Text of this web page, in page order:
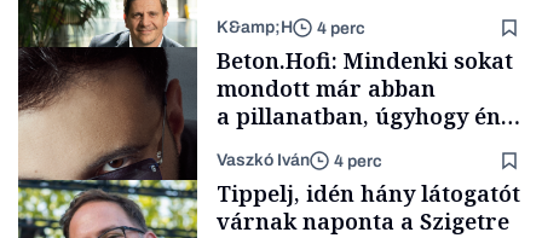
Elszámoltatás
TÁMOGATÓI
TARTALOM
K&amp;H 4 perc
Beton.Hofi: Mindenki sokat
mondott már abban
a pillanatban, úgyhogy én
a legsarkosabb
gondolataimat akartam
kimondani
Vaszkó Iván 4 perc
Tippelj, idén hány látogatót
várnak naponta a Szigetre